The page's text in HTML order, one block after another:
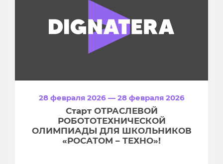
28 февраля 2026 — 28 февраля 2026
Старт ОТРАСЛЕВОЙ
РОБОТОТЕХНИЧЕСКОЙ
ОЛИМПИАДЫ ДЛЯ ШКОЛЬНИКОВ
«РОСАТОМ – ТЕХНО»!